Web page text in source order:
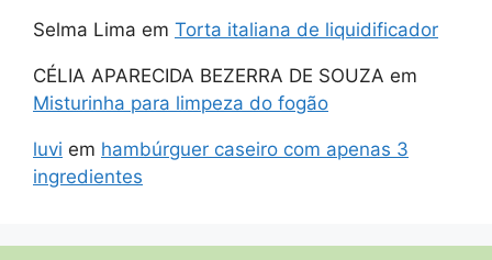
Selma Lima em Torta italiana de liquidificador
CÉLIA APARECIDA BEZERRA DE SOUZA em
Misturinha para limpeza do fogão
luvi em hambúrguer caseiro com apenas 3
ingredientes